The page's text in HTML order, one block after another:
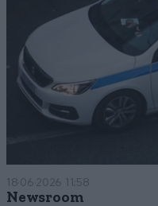
18·06·2026 11:58
Newsroom